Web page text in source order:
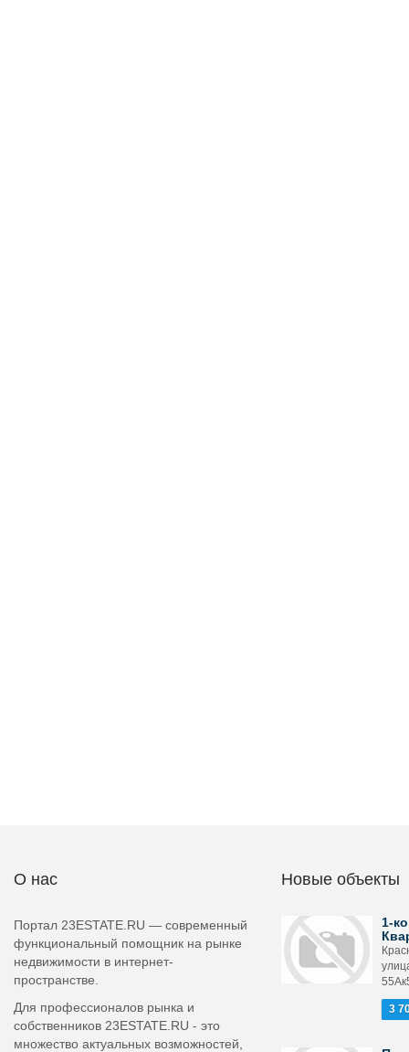
О нас
Портал 23ESTATE.RU — современный
функциональный помощник на рынке
недвижимости в интернет-
пространстве.
Для профессионалов рынка и
собственников 23ESTATE.RU - это
множество актуальных возможностей,
Новые объекты
1-
3